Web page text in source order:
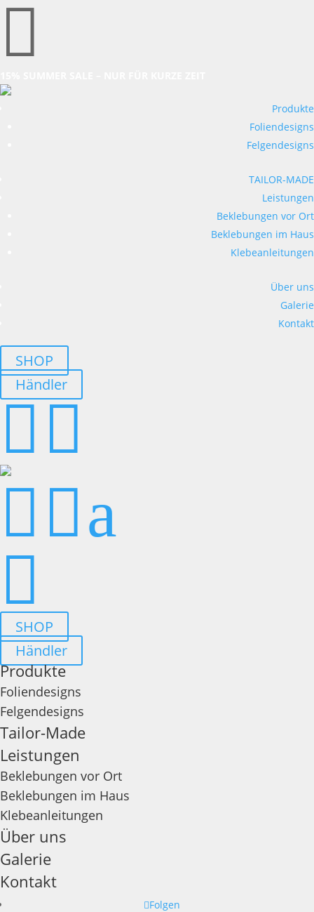

Produkte
Foliendesigns
Felgendesigns
TAILOR-MADE
Leistungen
Beklebungen vor Ort
Beklebungen im Haus
Klebeanleitungen
Über uns
Galerie
Kontakt
SHOP
Händler
 
 a

SHOP
Händler
Produkte
Foliendesigns
Felgendesigns
Tailor-Made
Leistungen
Beklebungen vor Ort
Beklebungen im Haus
Klebeanleitungen
Über uns
Galerie
Kontakt
Folgen